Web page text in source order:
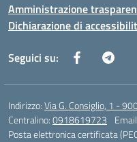
Amministrazione
Dichiarazione di
Seguici su:
Indirizzo:Via G. Consiglio, 1 -
Centralino:0918619723
Posta elettronica certificata